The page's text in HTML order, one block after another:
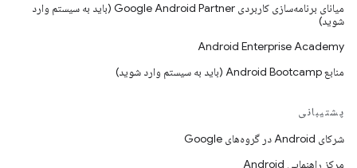
میانای برنامه‌سازی کاربردی Google Android Partner (باید به سیستم وارد
شوید)
Android Enterprise Academy
منابع Android Bootcamp (باید به سیستم وارد شوید)
پشتیبانی
شرکای Android در گروه‌های Google
مرکز راهنمایی Android